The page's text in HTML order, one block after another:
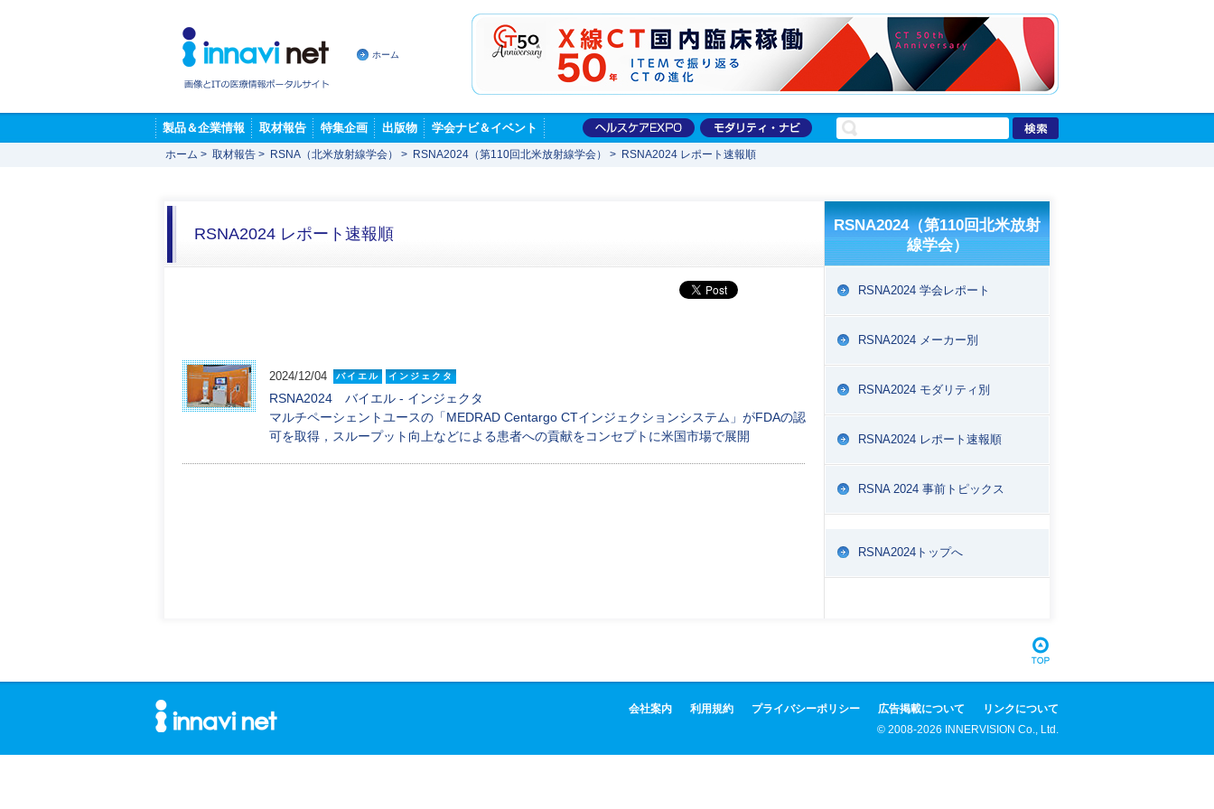
ホーム
製品＆企業情報 取材報告 特集企画 出版物 学会ナビ＆イベント
ホーム > 取材報告 > RSNA（北米放射線学会） > RSNA2024（第110回北米放射線学会） > RSNA2024 レポート速報順
RSNA2024 レポート速報順
2024/12/04 バイエル インジェクタ
RSNA2024 バイエル - インジェクタ
マルチペーシェントユースの「MEDRAD Centargo CTインジェクションシステム」がFDAの認
可を取得，スループット向上などによる患者への貢献をコンセプトに米国市場で展開
RSNA2024（第110回北米放射
線学会）
RSNA2024 学会レポート
RSNA2024 メーカー別
RSNA2024 モダリティ別
RSNA2024 レポート速報順
RSNA 2024 事前トピックス
RSNA2024トップへ
リンクについて
広告掲載について
プライバシーポリシー
利用規約
会社案内
© 2008-2026 INNERVISION Co., Ltd.